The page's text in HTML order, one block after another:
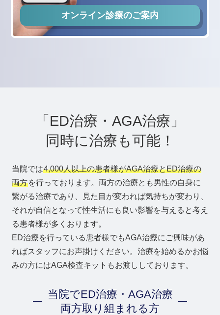
オンライン診療のご案内
「ED治療・AGA治療」
同時に治療も可能！
当院では4,000人以上の患者様がAGA治療とED治療の
両方を行っております。両方の治療とも男性の自身に
繋がる治療であり、見た目が変われば気持ちが変わり、
それが自信となって性生活にも良い影響を与えると考え
る患者様が多くおります。
ED治療を行っている患者様でもAGA治療にご興味があ
ればスタッフにお声掛けください。治療を始めるかお悩
みの方にはAGA検査キットもお渡ししております。
当院でED治療・AGA治療
両方取り組まれる方